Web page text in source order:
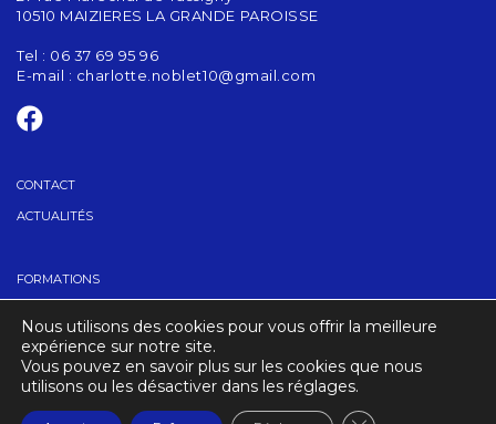
10510 MAIZIERES LA GRANDE PAROISSE
Tel : 06 37 69 95 96
E-mail : charlotte.noblet10@gmail.com
CONTACT
ACTUALITÉS
FORMATIONS
TROUVER UN CLUB
CRÉDITS MENTIONS LÉGALES
Nous utilisons des cookies pour vous offrir la meilleure
expérience sur notre site.
Vous pouvez en savoir plus sur les cookies que nous
utilisons ou les désactiver dans les réglages.